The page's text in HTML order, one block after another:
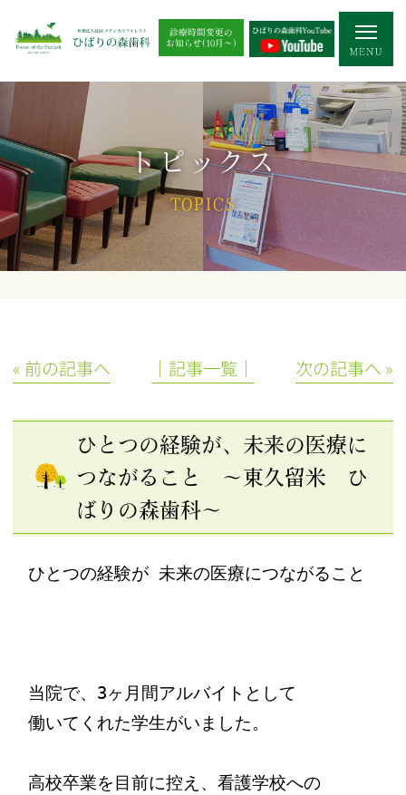
診療時間変更の
お知らせ(10月～)
トピックス
TOPICS
« 前の記事へ │記事一覧│ 次の記事へ »
ひとつの経験が、未来の医療に
つながること ～東久留米 ひ
ばりの森歯科～
ひとつの経験が 未来の医療につながること
当院で、3ヶ月間アルバイトとして
働いてくれた学生がいました。
高校卒業を目前に控え、看護学校への